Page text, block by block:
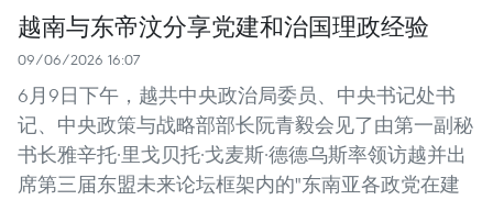
越南与东帝汶分享党建和治国理政经验
09/06/2026 16:07
6月9日下午，越共中央政治局委员、中央书记处书
记、中央政策与战略部部长阮青毅会见了由第一副秘
书长雅辛托·里戈贝托·戈麦斯·德德乌斯率领访越并出
席第三届东盟未来论坛框架内的"东南亚各政党在建